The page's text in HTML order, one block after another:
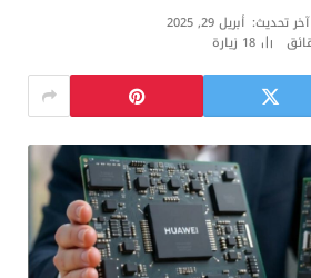
آخر تحديث: أبريل 29, 2025
18 زيارة